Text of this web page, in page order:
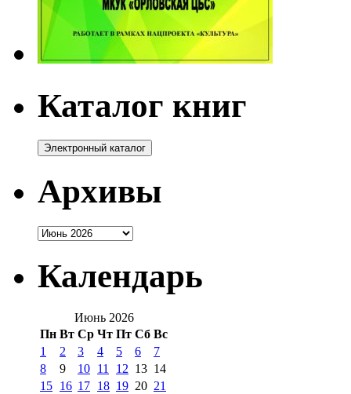
Каталог книг
Архивы
Архивы
Календарь
Июнь 2026
Пн Вт Ср Чт Пт Сб Вс
1
2 3 4 5 6
7
8
9 10 11 12 13 14
15 16 17 18 19 20 21